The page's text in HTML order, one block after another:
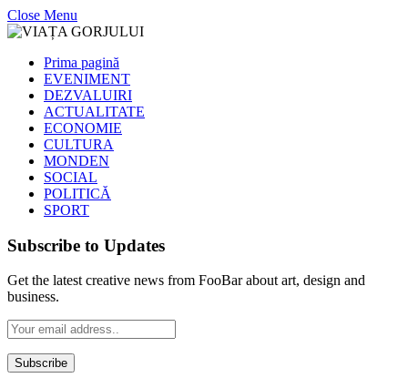
Close Menu
Prima pagină
EVENIMENT
DEZVALUIRI
ACTUALITATE
ECONOMIE
CULTURA
MONDEN
SOCIAL
POLITICĂ
SPORT
Subscribe to Updates
Get the latest creative news from FooBar about art, design and
business.